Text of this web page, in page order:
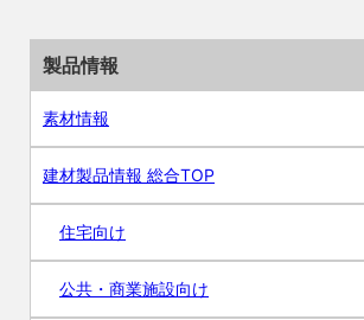
製品情報
素材情報
建材製品情報 総合TOP
住宅向け
公共・商業施設向け